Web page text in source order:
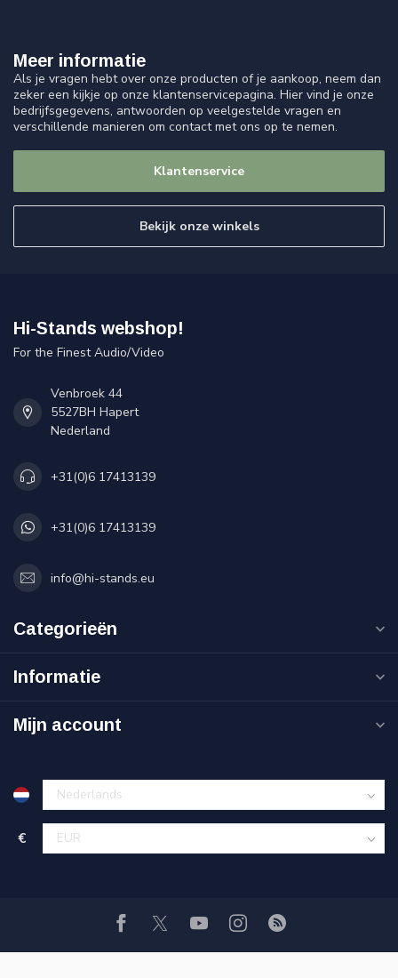
Meer informatie
Als je vragen hebt over onze producten of je aankoop, neem dan
zeker een kijkje op onze klantenservicepagina. Hier vind je onze
bedrijfsgegevens, antwoorden op veelgestelde vragen en
verschillende manieren om contact met ons op te nemen.
Klantenservice
Bekijk onze winkels
Hi-Stands webshop!
For the Finest Audio/Video
Venbroek 44
5527BH Hapert
Nederland
+31(0)6 17413139
+31(0)6 17413139
info@hi-stands.eu
Categorieën
Informatie
Mijn account
€